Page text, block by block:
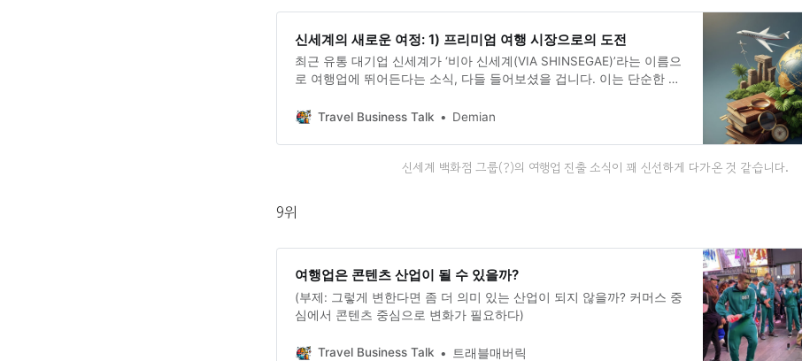
신세계의 새로운 여정: 1) 프리미엄 여행 시장으로의 도전
최근 유통 대기업 신세계가 ‘비아 신세계(VIA SHINSEGAE)’라는 이름으
로 여행업에 뛰어든다는 소식, 다들 들어보셨을 겁니다. 이는 단순한 사
이 시간에는 신세계가 왜 이런 결정을 내렸는지, 그리고 과연 성공할 수
Travel Business Talk Demian
신세계 백화점 그룹(?)의 여행업 진출 소식이 꽤 신선하게 다가온 것 같습니다.
9위
여행업은 콘텐츠 산업이 될 수 있을까?
(부제: 그렇게 변한다면 좀 더 의미 있는 산업이 되지 않을까? 커머스 중
심에서 콘텐츠 중심으로 변화가 필요하다)
Travel Business Talk 트래블매버릭